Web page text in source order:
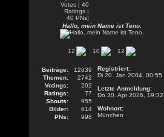
Hallo, mein Name ist Teno.
12 10 12
Beiträge:
12639
Themen:
2742
Votings:
202
Ratings:
77
Shouts:
955
Bilder:
614
PNs:
998
Registriert:
Di 20. Jan 2004, 00:55
Letzte Anmeldung:
Do 30. Apr 2026, 19:32
Wohnort:
München